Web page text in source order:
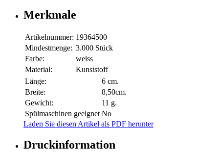
Merkmale
Artikelnummer: 19364500
Mindestmenge: 3.000 Stück
Farbe:
weiss
Material:
Kunststoff
Länge:
6 cm.
Breite:
8,50cm.
Gewicht:
11 g.
Spülmaschinen geeignet No
Laden Sie diesen Artikel als PDF herunter
Druckinformation